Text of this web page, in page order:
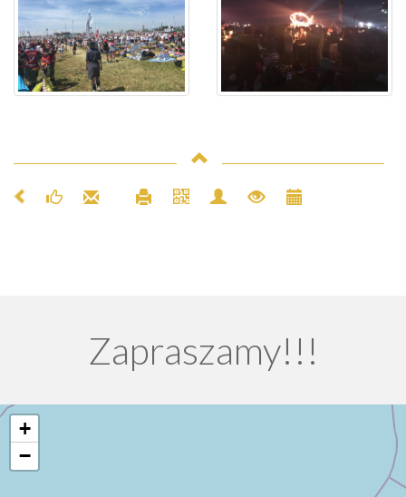
Zapraszamy!!!
+
−